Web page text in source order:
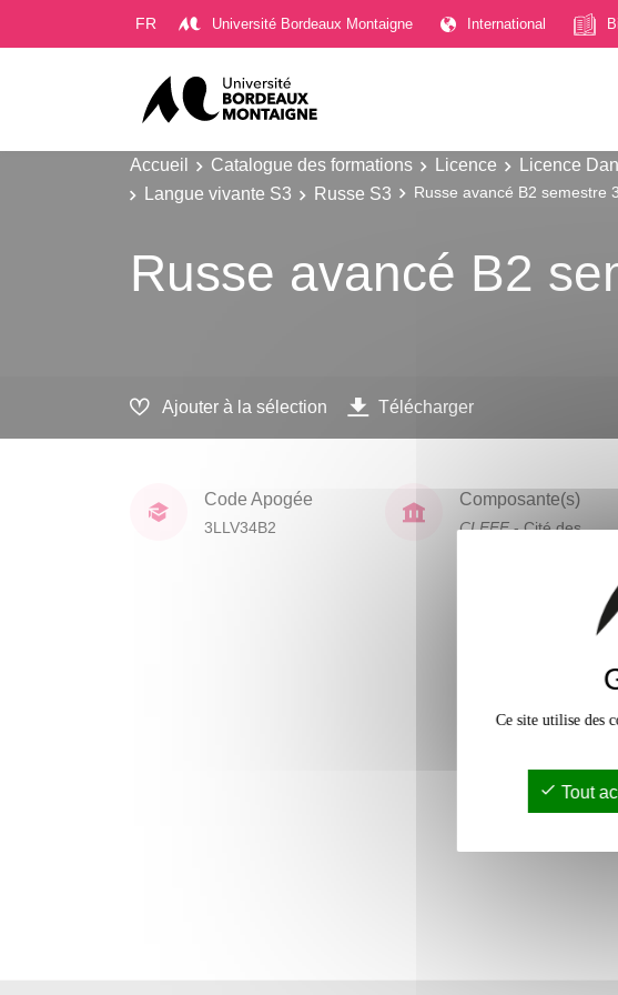
FR Université Bordeaux Montaigne International
Accueil Catalogue des formations Licence Licence
Langue vivante S3
Russe S3 Russe avancé B2 semestre 3
Russe avancé B2
Ajouter à la sélection Télécharger
Code Apogée
3LLV34B2
Composante(s)
CLEFF- Cité des
Ce site utilise des
Tout